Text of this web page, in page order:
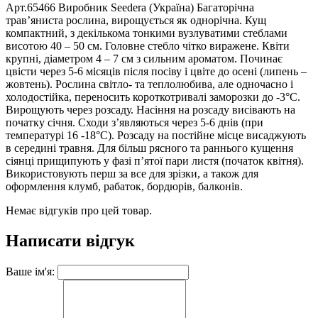
Арт.65466 Виробник Seedera (Україна) Багаторічна
трав’яниста рослина, вирощується як однорічна. Кущ
компактний, з декількома тонкими вузлуватими стеблами
висотою 40 – 50 см. Головне стебло чітко виражене. Квіти
крупні, діаметром 4 – 7 см з сильним ароматом. Починає
цвісти через 5-6 місяців після посіву і цвіте до осені (липень –
жовтень). Рослина світло- та теплолюбива, але одночасно і
холодостійка, переносить короткотривалі заморозки до -3°С.
Вирощують через розсаду. Насіння на розсаду висівають на
початку січня. Сходи з’являються через 5-6 днів (при
температурі 16 -18°С). Розсаду на постійне місце висаджують
в середині травня. Для більш рясного та раннього кущення
сіянці прищипують у фазі п’ятої пари листя (початок квітня).
Використовують перш за все для зрізки, а також для
оформлення клумб, рабаток, бордюрів, балконів.
Немає відгуків про цей товар.
Написати відгук
Ваше ім'я: